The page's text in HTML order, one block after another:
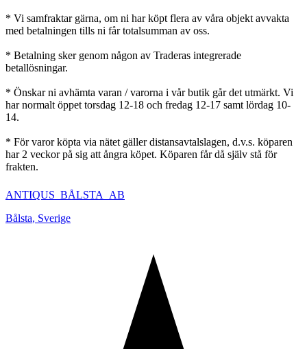
* Vi samfraktar gärna, om ni har köpt flera av våra objekt avvakta
med betalningen tills ni får totalsumman av oss.
* Betalning sker genom någon av Traderas integrerade
betallösningar.
* Önskar ni avhämta varan / varorna i vår butik går det utmärkt. Vi
har normalt öppet torsdag 12-18 och fredag 12-17 samt lördag 10-
14.
* För varor köpta via nätet gäller distansavtalslagen, d.v.s. köparen
har 2 veckor på sig att ångra köpet. Köparen får då själv stå för
frakten.
ANTIQUS_BÅLSTA_AB
Bålsta, Sverige